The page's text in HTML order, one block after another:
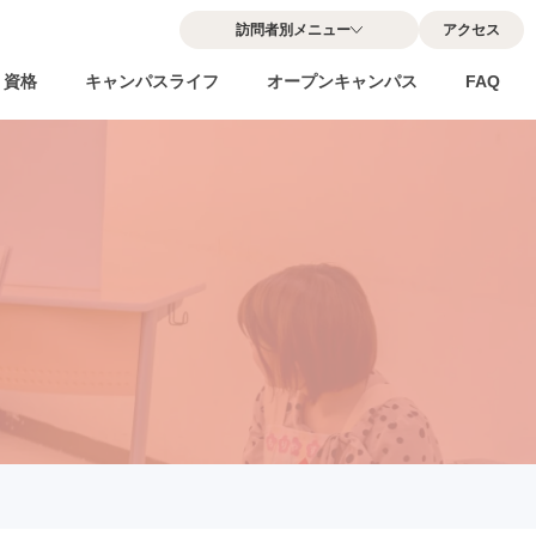
資格 キャンパスライフ オープンキャンパス FAQ
訪問者別メニュー アクセス